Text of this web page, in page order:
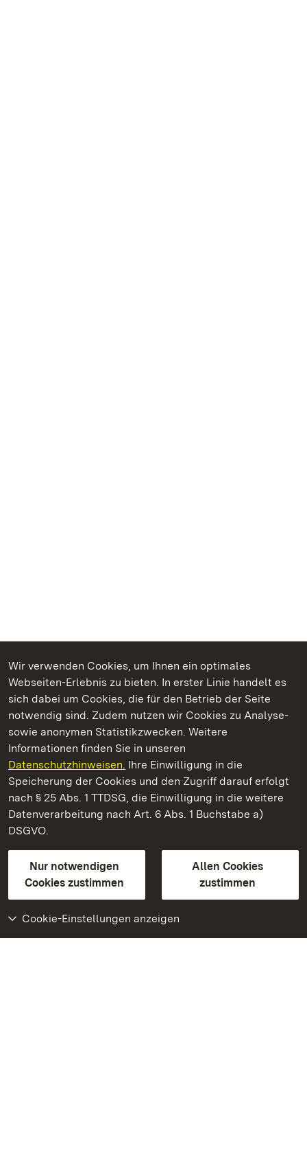
Wir verwenden Cookies, um Ihnen ein optimales
Webseiten-Erlebnis zu bieten. In erster Linie handelt es
sich dabei um Cookies, die für den Betrieb der Seite
notwendig sind. Zudem nutzen wir Cookies zu Analyse-
sowie anonymen Statistikzwecken. Weitere
Informationen finden Sie in unseren
Datenschutzhinweisen. Ihre Einwilligung in die
Speicherung der Cookies und den Zugriff darauf erfolgt
nach § 25 Abs. 1 TTDSG, die Einwilligung in die weitere
Datenverarbeitung nach Art. 6 Abs. 1 Buchstabe a)
DSGVO.
Nur notwendigen
Cookies zustimmen
Allen Cookies
zustimmen
Cookie-Einstellungen anzeigen
Kommen. Staunen. Genießen.
Neues Schloss Tettnang
Staatliche Schlösser und Gärten Baden-Württemberg
Kontakt
GebärdenspracheLeichte Sprache
Erklärung zur Barrierefreiheit
BITV-konform (geprüfte Seiten)
Weiteres